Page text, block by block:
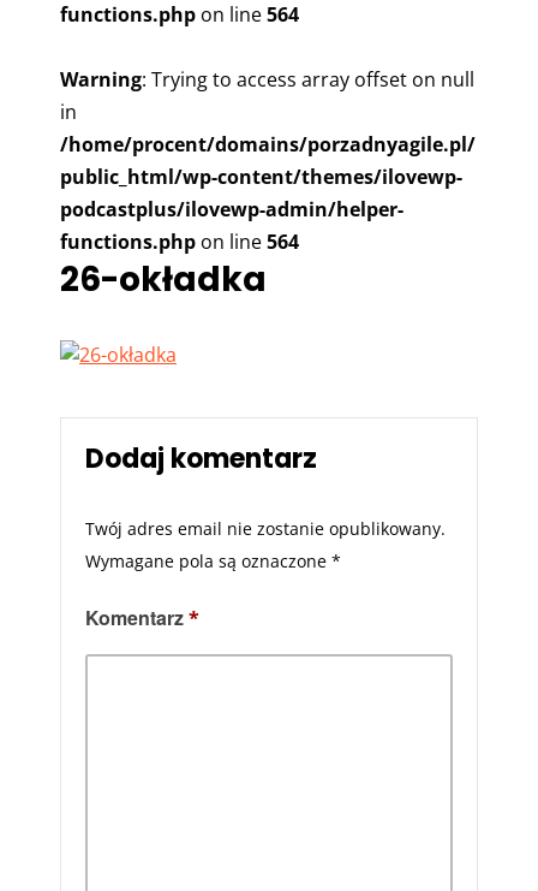
functions.php on line564
Warning: Trying to access array offset on null
in
/home/procent/domains/porzadnyagile.pl/
public_html/wp-content/themes/ilovewp-
podcastplus/ilovewp-admin/helper-
functions.php on line564
26-okładka
Dodaj komentarz
Twój adres email nie zostanie opublikowany.
Wymagane pola są oznaczone *
Komentarz*